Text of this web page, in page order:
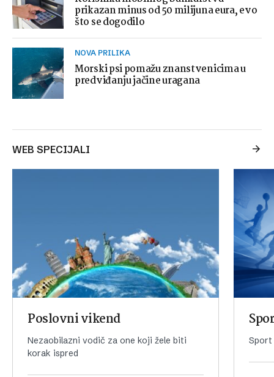
prikazan minus od 50 milijuna eura, evo
što se dogodilo
NOVA PRILIKA
Morski psi pomažu znanstvenicima u
predviđanju jačine uragana
WEB SPECIJALI
Poslovni vikend
Nezaobilazni vodič za one koji žele biti
korak ispred